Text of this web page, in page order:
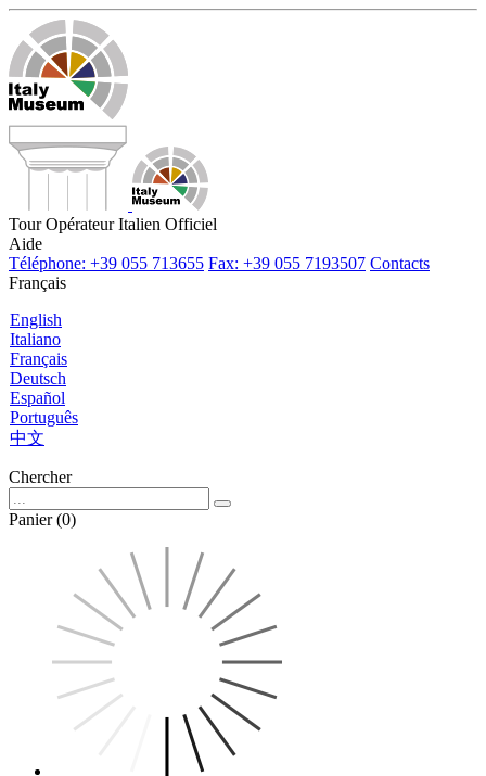
Tour Opérateur Italien Officiel
Aide
Téléphone: +39 055 713655 Fax: +39 055 7193507 Contacts
Français
English
Italiano
Français
Deutsch
Español
Português
中文
Chercher
Panier (0)